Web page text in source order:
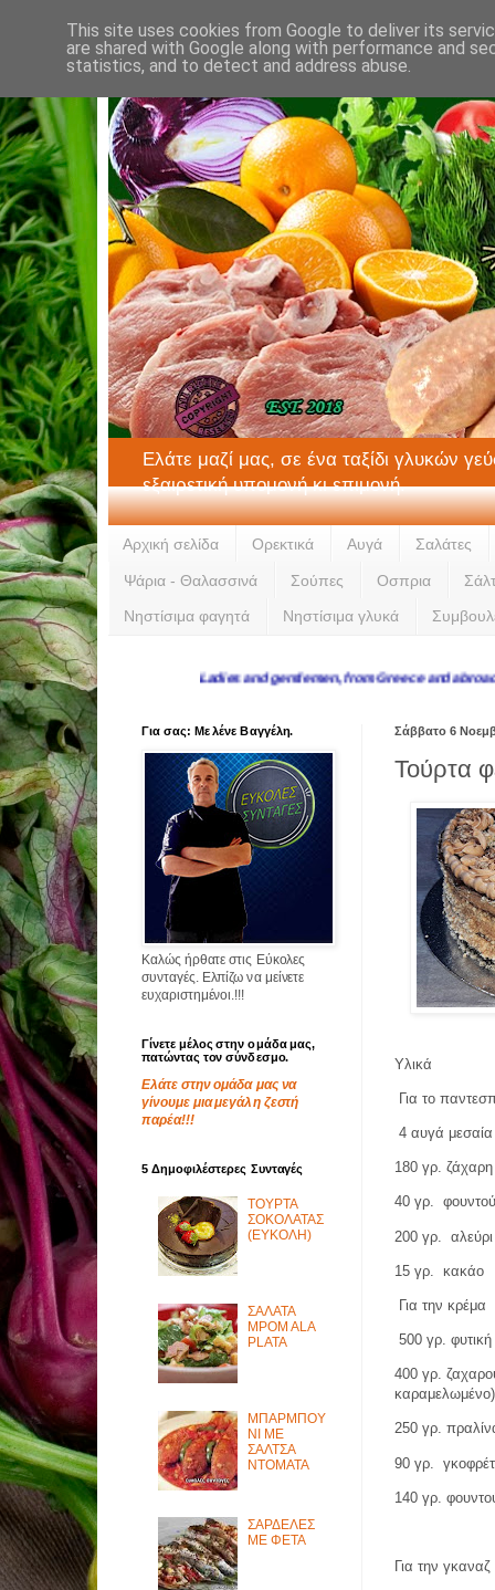
Ελάτε μαζί μας, σε ένα ταξίδι γλυκών
εξαιρετική υπομονή κι επιμονή.
Αρχική σελίδα Ορεκτικά Αυγά Σαλάτες
Ψάρια - Θαλασσινά Σούπες Οσπρια
Νηστίσιμα φαγητά Νηστίσιμα γλυκά
Ladies and gentlemen, from Greece and abroad,
Σάββατο 6
Τούρτα
Υλικά
Για το
4 αυγά μεσαία
180 γρ. ζάχαρη
40 γρ.
200 γρ.
15 γρ. κακάο
Για την κρέμα
500 γρ.
400 γρ.
καραμελωμένο)
250 γρ.
90 γρ.
140 γρ.
Για την γκαναζ
Για σας: Με λένε Βαγγέλη.
Καλώς ήρθατε στις Εύκολες
συνταγές. Ελπίζω να μείνετε
ευχαριστημένοι.!!!
Γίνετε μέλος στην ομάδα μας,
πατώντας τον σύνδεσμο.
Ελάτε στην ομάδα μας να
γίνουμε μια μεγάλη ζεστή
παρέα!!!
5 Δημοφιλέστερες Συνταγές
ΤΟΥΡΤΑ
ΣΟΚΟΛΑΤΑΣ
(ΕΥΚΟΛΗ)
ΣΑΛΑΤΑ
MPOM ALA
PLATA
ΜΠΑΡΜΠΟΥ
ΝΙ ΜΕ
ΣΑΛΤΣΑ
ΝΤΟΜΑΤΑ
ΣΑΡΔΕΛΕΣ
ΜΕ ΦΕΤΑ
This site uses cookies from Google to deliver its
are shared with Google along with performance and
statistics, and to detect and address abuse.